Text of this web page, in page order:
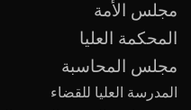
مجلس الأمة
المحكمة العليا
مجلس المحاسبة
المدرسة العليا للقضاء